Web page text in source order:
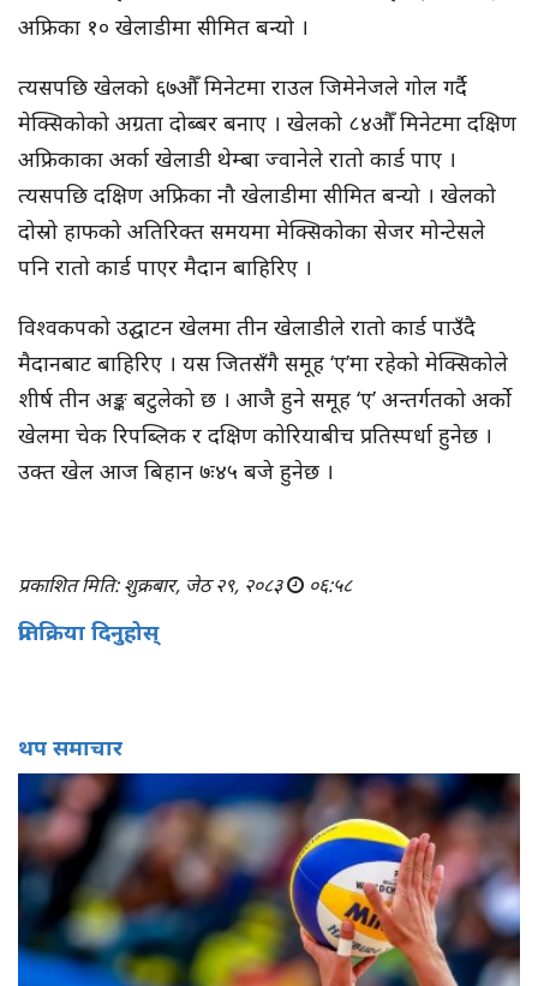
अफ्रिका १० खेलाडीमा सीमित बन्यो ।
त्यसपछि खेलको ६७औँ मिनेटमा राउल जिमेनेजले गोल गर्दै
मेक्सिकोको अग्रता दोब्बर बनाए । खेलको ८४औँ मिनेटमा दक्षिण
अफ्रिकाका अर्का खेलाडी थेम्बा ज्वानेले रातो कार्ड पाए ।
त्यसपछि दक्षिण अफ्रिका नौ खेलाडीमा सीमित बन्यो । खेलको
दोस्रो हाफको अतिरिक्त समयमा मेक्सिकोका सेजर मोन्टेसले
पनि रातो कार्ड पाएर मैदान बाहिरिए ।
विश्वकपको उद्घाटन खेलमा तीन खेलाडीले रातो कार्ड पाउँदै
मैदानबाट बाहिरिए । यस जितसँगै समूह ‘ए’मा रहेको मेक्सिकोले
शीर्ष तीन अङ्क बटुलेको छ । आजै हुने समूह ‘ए’ अन्तर्गतको अर्को
खेलमा चेक रिपब्लिक र दक्षिण कोरियाबीच प्रतिस्पर्धा हुनेछ ।
उक्त खेल आज बिहान ७ः४५ बजे हुनेछ ।
प्रकाशित मिति: शुक्रबार, जेठ २९, २०८३ ०६:५८
प्रतिक्रिया दिनुहोस्
थप समाचार